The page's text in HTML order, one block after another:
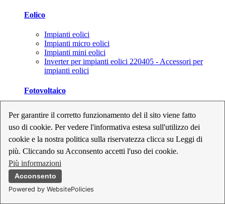
Per garantire il corretto funzionamento del il sito viene fatto
uso di cookie. Per vedere l'informativa estesa sull'utilizzo dei
cookie e la nostra politica sulla riservatezza clicca su Leggi di
più. Cliccando su Acconsento accetti l'uso dei cookie.
Più informazioni
Acconsento
Powered by WebsitePolicies
Eolico
Impianti eolici
Impianti micro eolici
Impianti mini eolici
Inverter per impianti eolici 220405 - Accessori per
impianti eolici
Fotovoltaico
Inverter per impianti fotovoltaici
Kit per impianti fotovoltaici
Moduli fotovoltaici
Sistemi di monitoraggio per impianti fotovoltaici
Strumenti di collaudo e configurazione per impianti
fotovoltaici
Supporti per impianti fotovoltaici
Geotermia